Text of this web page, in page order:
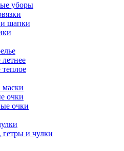
уборы
шапки
теплое
очки
очки
гетры и чулки